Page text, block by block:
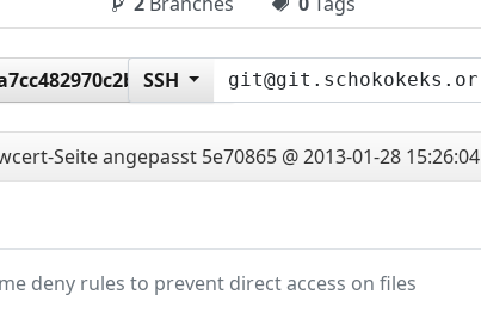
SSH
Seite angepasst 5e70865 @ 2013-01-28 15:26:04
deny rules to prevent direct access on files